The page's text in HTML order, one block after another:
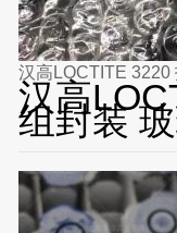
汉高LOCTITE 3220
汉高
组封装